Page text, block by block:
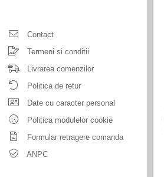
Contact
Termeni si conditii
Livrarea comenzilor
Politica de retur
Date cu caracter personal
Politica modulelor cookie
Formular retragere comanda
ANPC